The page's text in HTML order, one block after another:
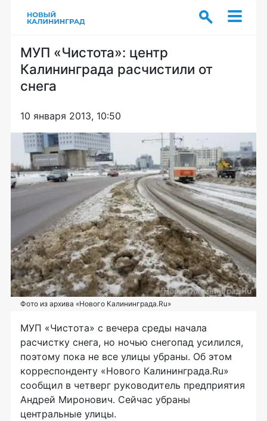
МУП «Чистота»: центр
Калининграда расчистили от
снега
10 января 2013, 10:50
Фото из архива «Нового Калининграда.Ru»
МУП «Чистота» с вечера среды начала
расчистку снега, но ночью снегопад усилился,
поэтому пока не все улицы убраны. Об этом
корреспонденту «Нового Калининграда.Ru»
сообщил в четверг руководитель предприятия
Андрей Миронович. Сейчас убраны
центральные улицы.